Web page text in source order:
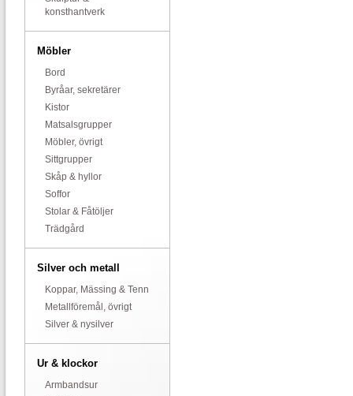
konsthantverk
Möbler
Bord
Byråar, sekretärer
Kistor
Matsalsgrupper
Möbler, övrigt
Sittgrupper
Skåp & hyllor
Soffor
Stolar & Fåtöljer
Trädgård
Silver och metall
Koppar, Mässing & Tenn
Metallföremål, övrigt
Silver & nysilver
Ur & klockor
Armbandsur